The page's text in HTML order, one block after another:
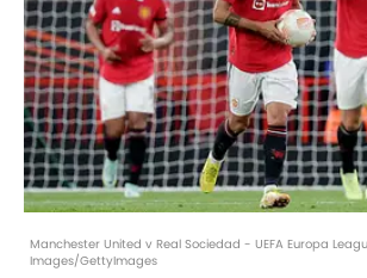
Manchester United v Real Sociedad - UEFA Europa
Images/GettyImages